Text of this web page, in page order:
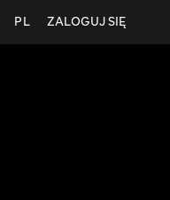
ZALOGUJ SIĘ
PL